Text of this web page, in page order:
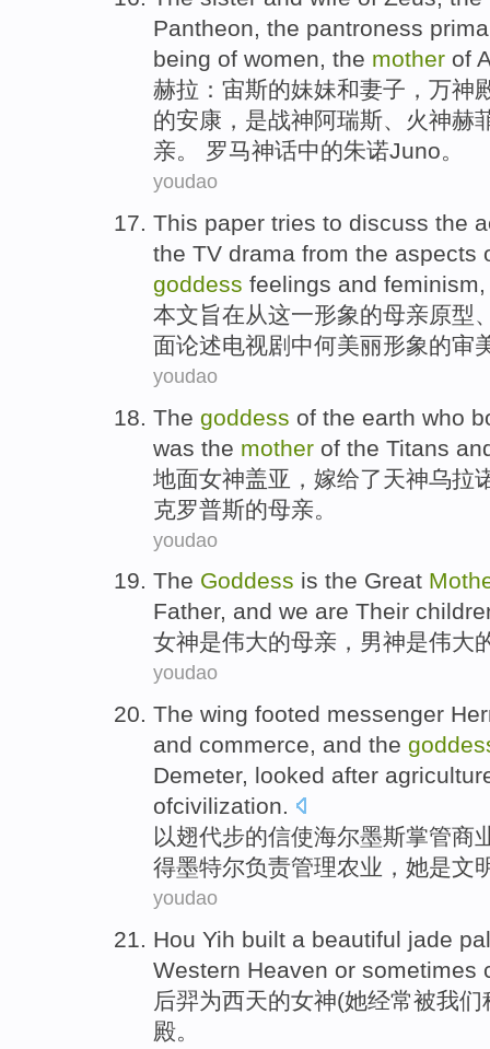
Pantheon, the pantroness
being of women, the mother of
赫拉 ：宙斯的妹妹和妻子 ，万神
的安康 ，是战神阿瑞斯、 火神赫
亲。 罗马神话中的朱诺Juno。
youdao
This paper tries to discuss the
the TV drama from the aspects
goddess feelings and feminism
本文旨在从这一形象的母亲原型
面论述电视剧 中何美丽形象的审
youdao
The goddess of the earth who
was the mother of the Titans
地面女神盖亚， 嫁给了天神乌拉
克罗普斯的母亲。
youdao
The Goddess is the Great
Father, and we are Their
女神是伟大的母亲 ，男神是伟大
youdao
The wing footed messenger
and commerce, and the
Demeter, looked after
ofcivilization.
以翅代步的信使海尔墨斯掌管商
得墨特尔负责管理农业 ，她是文
youdao
Hou Yih built a beautiful jade
Western Heaven or sometimes
后羿为西天的女神(她经常被我们
殿。